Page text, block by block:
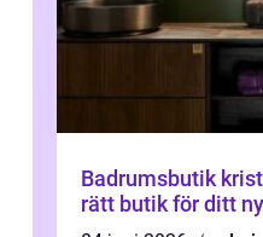
Badrumsbutik kristianstad
rätt butik för ditt